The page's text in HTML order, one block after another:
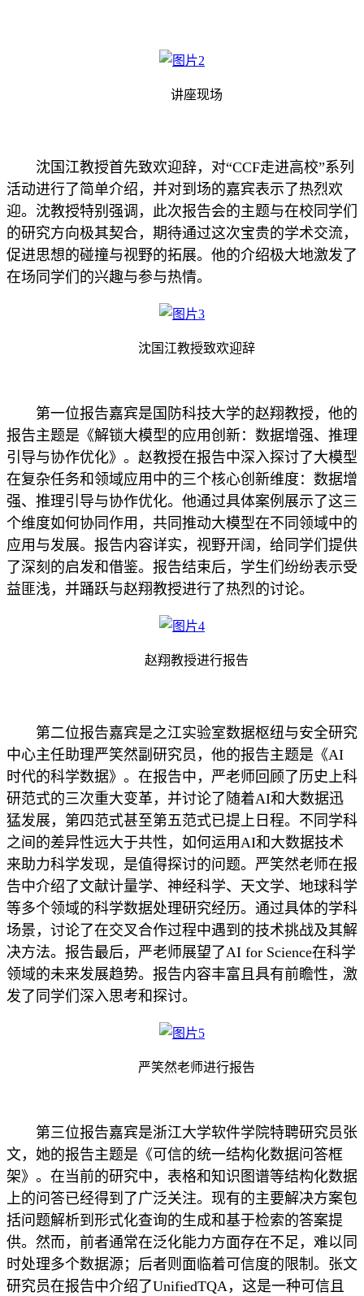
讲座现场
沈国江教授首先致欢迎辞，对“CCF走进高校”系列
活动进行了简单介绍，并对到场的嘉宾表示了热烈欢
迎。沈教授特别强调，此次报告会的主题与在校同学们
的研究方向极其契合，期待通过这次宝贵的学术交流，
促进思想的碰撞与视野的拓展。他的介绍极大地激发了
在场同学们的兴趣与参与热情。
沈国江教授致欢迎辞
第一位报告嘉宾是国防科技大学的赵翔教授，他的
报告主题是《解锁大模型的应用创新：数据增强、推理
引导与协作优化》。赵教授在报告中深入探讨了大模型
在复杂任务和领域应用中的三个核心创新维度：数据增
强、推理引导与协作优化。他通过具体案例展示了这三
个维度如何协同作用，共同推动大模型在不同领域中的
应用与发展。报告内容详实，视野开阔，给同学们提供
了深刻的启发和借鉴。报告结束后，学生们纷纷表示受
益匪浅，并踊跃与赵翔教授进行了热烈的讨论。
赵翔教授进行报告
第二位报告嘉宾是之江实验室数据枢纽与安全研究
中心主任助理严笑然副研究员，他的报告主题是《AI
时代的科学数据》。在报告中，严老师回顾了历史上科
研范式的三次重大变革，并讨论了随着AI和大数据迅
猛发展，第四范式甚至第五范式已提上日程。不同学科
之间的差异性远大于共性，如何运用AI和大数据技术
来助力科学发现，是值得探讨的问题。严笑然老师在报
告中介绍了文献计量学、神经科学、天文学、地球科学
等多个领域的科学数据处理研究经历。通过具体的学科
场景，讨论了在交叉合作过程中遇到的技术挑战及其解
决方法。报告最后，严老师展望了AI for Science在科学
领域的未来发展趋势。报告内容丰富且具有前瞻性，激
发了同学们深入思考和探讨。
严笑然老师进行报告
第三位报告嘉宾是浙江大学软件学院特聘研究员张
文，她的报告主题是《可信的统一结构化数据问答框
架》。在当前的研究中，表格和知识图谱等结构化数据
上的问答已经得到了广泛关注。现有的主要解决方案包
括问题解析到形式化查询的生成和基于检索的答案提
供。然而，前者通常在泛化能力方面存在不足，难以同
时处理多个数据源；后者则面临着可信度的限制。张文
研究员在报告中介绍了UnifiedTQA，这是一种可信且